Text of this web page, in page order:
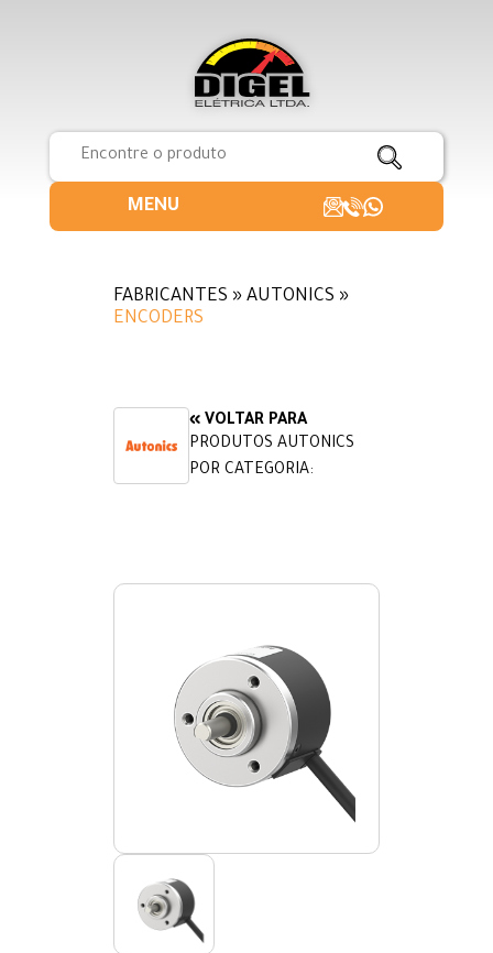
MENU
FABRICANTES » AUTONICS »
ENCODERS
« VOLTAR PARA
PRODUTOS AUTONICS
POR CATEGORIA: